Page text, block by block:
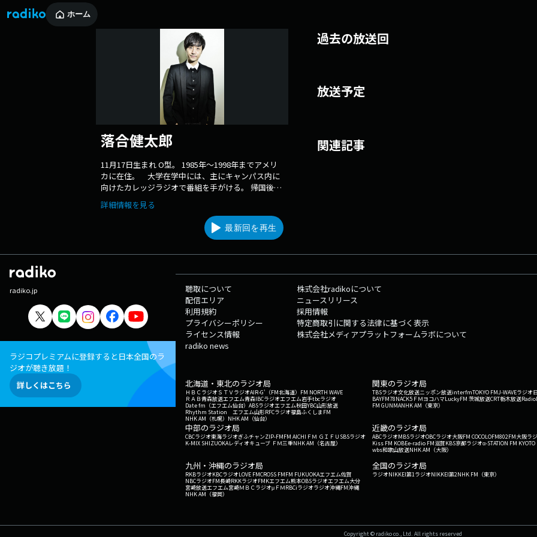
ホーム
落合健太郎
11月17日生まれ O型。 1985年〜1998年までアメリ
カに在住。 大学在学中には、主にキャンパス内に
向けたカレッジラジオで番組を手がける。 帰国後、
2000年からラジオDJとしてのキャリアをスタート。
これまでに、名古屋、大阪、東京で活動、現在は大
阪を拠点としている。 2020年10月よりApple Music
で「J-Pop Now Radio」を世界165カ国に向けて配
影響を受けた経験から、 これまでに、国内外多岐に
のミュージシャンとも親交があり、リスナーからも
「オチケン」の愛称で親しまれている。 2021年4
月、第58回ギャラクシー賞ラジオ部門 DJパーソナリ
ティ賞を受賞。
詳細情報を見る
最新回を再生
過去の放送回
放送予定
関連記事
radiko.jp
ラジコプレミアムに登録すると日本全国のラ
ジオが聴き放題！
詳しくはこちら
聴取について
配信エリア
利用規約
プライバシーポリシー
ライセンス情報
radiko news
株式会社radikoについて
ニュースリリース
採用情報
特定商取引に関する法律に基づく表示
株式会社メディアプラットフォームラボについて
北海道・東北のラジオ局
ＨＢＣラジオＳＴＶラジオAIR-G'（FM北海道） FM NORTH WAVE
ＲＡＢ青森放送エフエム青森IBCラジオエフエム岩手tbcラジオ
Date fm（エフエム仙台） ABSラジオエフエム秋田YBC山形放送
Rhythm Station エフエム山形RFCラジオ福島ふくしまFM
NHK AM（札幌） NHK AM（仙台）
関東のラジオ局
TBSラジオ文化放送ニッポン放送interfmTOKYO FMJ-WAVEラジオ
BAYFM78NACK5 ＦＭヨコハマLuckyFM 茨城放送CRT栃木放送
FM GUNMANHK AM（東京）
中部のラジオ局
CBCラジオ東海ラジオぎふチャンZIP-FMFM AICHI ＦＭ ＧＩＦＵ SBSラジオ
K-MIX SHIZUOKAレディオキューブ ＦＭ三重NHK AM（名古屋）
近畿のラジオ局
ABCラジオMBSラジオOBCラジオ大阪FM COCOLOFM802FM大阪ラ
Kiss FM KOBEe-radio FM滋賀KBS京都ラジオα-STATION FM KYOTO
wbs和歌山放送NHK AM（大阪）
九州・沖縄のラジオ局
RKBラジオKBCラジオLOVE FMCROSS FMFM FUKUOKAエフエム佐賀
NBCラジオFM長崎RKKラジオFMKエフエム熊本OBSラジオエフエム大分
宮崎放送エフエム宮崎ＭＢＣラジオμＦＭRBCiラジオラジオ沖縄FM沖縄
NHK AM（福岡）
全国のラジオ局
ラジオNIKKEI第1ラジオNIKKEI第2NHK FM（東京）
Copyright © radiko co., Ltd. All rights reserved